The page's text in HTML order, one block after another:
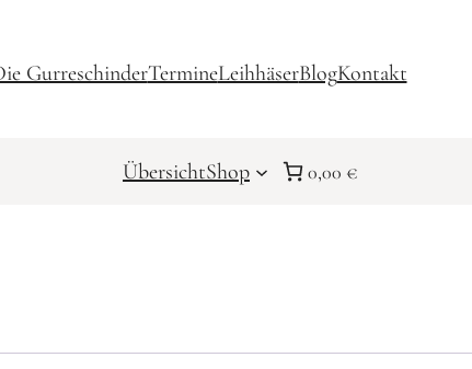
GurreschinderTermineLeihhäserBlogKontakt
ÜbersichtShop 0,00 €